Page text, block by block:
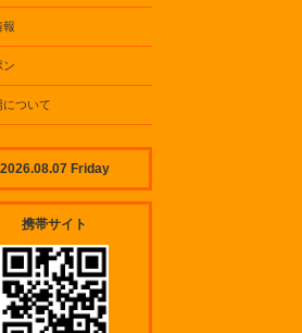
報
ン
について
2026.08.07 Friday
携帯サイト